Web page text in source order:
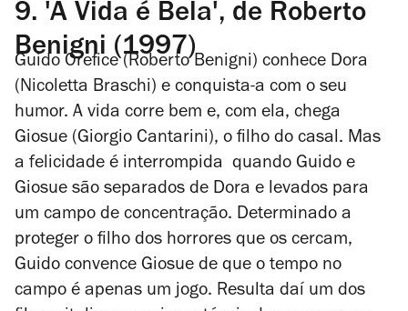
9. 'A Vida é Bela', de Roberto
Benigni (1997)
Guido Orefice (Roberto Benigni) conhece Dora
(Nicoletta Braschi) e conquista-a com o seu
humor. A vida corre bem e, com ela, chega
Giosue (Giorgio Cantarini), o filho do casal. Mas
a felicidade é interrompida quando Guido e
Giosue são separados de Dora e levados para
um campo de concentração. Determinado a
proteger o filho dos horrores que os cercam,
Guido convence Giosue de que o tempo no
campo é apenas um jogo. Resulta daí um dos